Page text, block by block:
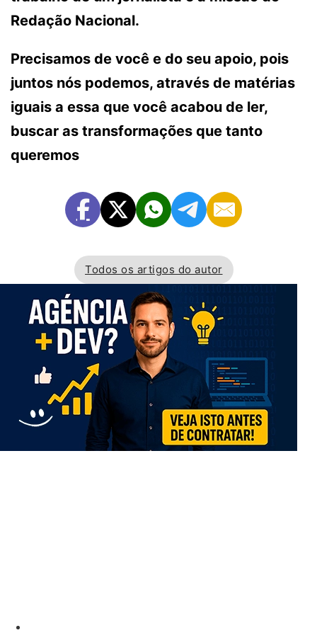
Redação Nacional.
Precisamos de você e do seu apoio, pois
juntos nós podemos, através de matérias
iguais a essa que você acabou de ler,
buscar as transformações que tanto
queremos
Todos os artigos do autor